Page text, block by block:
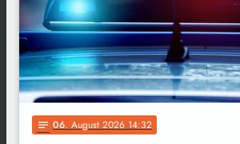
notes 06. August 2026 14:32